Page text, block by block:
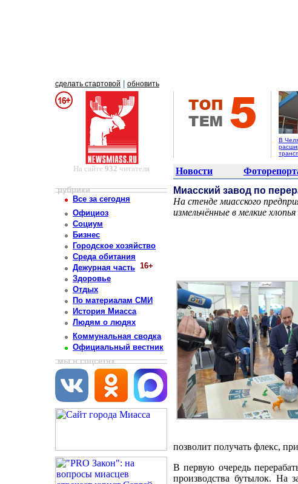
сделать стартовой обновить
В
На сайте 932 читателя Новости
рубрики
Все за сегодня
Официоз
Социум
Бизнес
Городское хозяйство
Среда обитания
Дежурная часть 16+
Здоровье
Отдых
По материалам СМИ
История Миасса
Людям о людях
Коммунальная сводка
Официальный вестник
мы в соцсетях
Миасский завод по
На стенде миасского
измельчённые в мелкие
позволит получать флекс,
В первую очередь
производства бутылок. На